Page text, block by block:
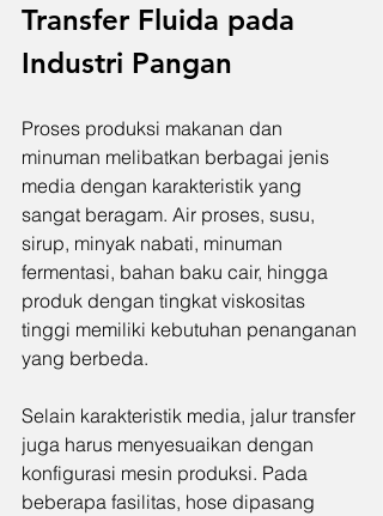
Transfer Fluida pada
Industri Pangan
Proses produksi makanan dan
minuman melibatkan berbagai jenis
media dengan karakteristik yang
sangat beragam. Air proses, susu,
sirup, minyak nabati, minuman
fermentasi, bahan baku cair, hingga
produk dengan tingkat viskositas
tinggi memiliki kebutuhan penanganan
yang berbeda.
Selain karakteristik media, jalur transfer
juga harus menyesuaikan dengan
konfigurasi mesin produksi. Pada
beberapa fasilitas, hose dipasang